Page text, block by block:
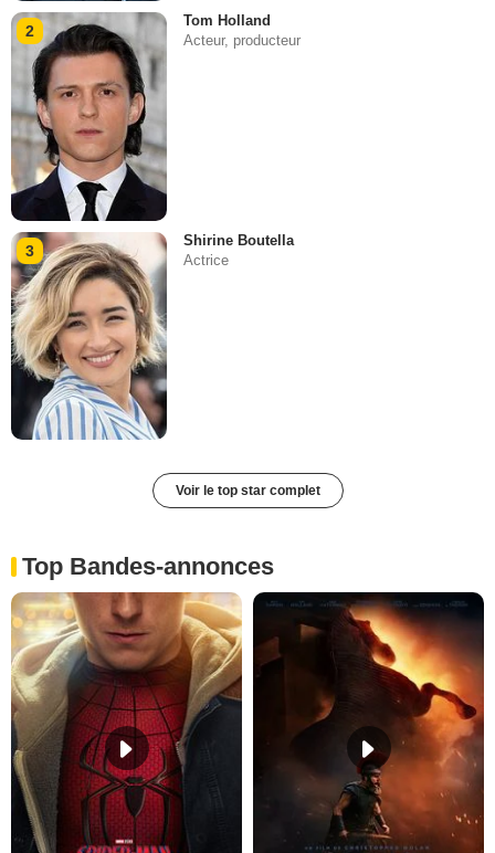
2
Tom Holland
Acteur, producteur
3
Shirine Boutella
Actrice
Voir le top star complet
Top Bandes-annonces